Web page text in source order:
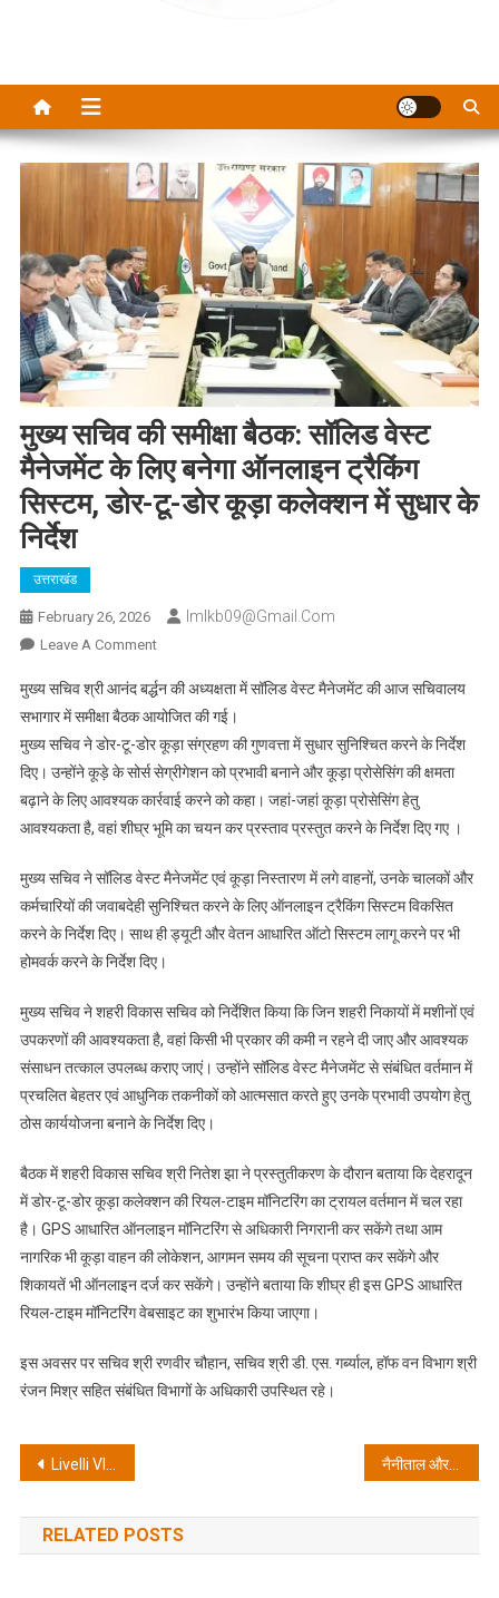
मुख्य सचिव की समीक्षा बैठक: सॉलिड वेस्ट
मैनेजमेंट के लिए बनेगा ऑनलाइन ट्रैकिंग
सिस्टम, डोर-टू-डोर कूड़ा कलेक्शन में सुधार के
निर्देश
उत्तराखंड
February 26, 2026 Imlkb09@gmail.com
Leave A CommentOn
सचिव
की
समीक्षा
बैठक:
सॉलिड
वेस्ट
के
लिए
बनेगा
सिस्टम,
डोर-
कूड़ा
कलेक्शन
सुधार
के
निर्देश
मुख्य सचिव श्री आनंद बर्द्धन की अध्यक्षता में सॉलिड वेस्ट मैनेजमेंट की आज सचिवालय
सभागार में समीक्षा बैठक आयोजित की गई।
मुख्य सचिव ने डोर-टू-डोर कूड़ा संग्रहण की गुणवत्ता में सुधार सुनिश्चित करने के निर्देश
दिए। उन्होंने कूड़े के सोर्स सेग्रीगेशन को प्रभावी बनाने और कूड़ा प्रोसेसिंग की क्षमता
बढ़ाने के लिए आवश्यक कार्रवाई करने को कहा। जहां-जहां कूड़ा प्रोसेसिंग हेतु
आवश्यकता है, वहां शीघ्र भूमि का चयन कर प्रस्ताव प्रस्तुत करने के निर्देश दिए गए ।
मुख्य सचिव ने सॉलिड वेस्ट मैनेजमेंट एवं कूड़ा निस्तारण में लगे वाहनों, उनके चालकों और
कर्मचारियों की जवाबदेही सुनिश्चित करने के लिए ऑनलाइन ट्रैकिंग सिस्टम विकसित
करने के निर्देश दिए। साथ ही ड्यूटी और वेतन आधारित ऑटो सिस्टम लागू करने पर भी
होमवर्क करने के निर्देश दिए।
मुख्य सचिव ने शहरी विकास सचिव को निर्देशित किया कि जिन शहरी निकायों में मशीनों एवं
उपकरणों की आवश्यकता है, वहां किसी भी प्रकार की कमी न रहने दी जाए और आवश्यक
संसाधन तत्काल उपलब्ध कराए जाएं। उन्होंने सॉलिड वेस्ट मैनेजमेंट से संबंधित वर्तमान में
प्रचलित बेहतर एवं आधुनिक तकनीकों को आत्मसात करते हुए उनके प्रभावी उपयोग हेतु
ठोस कार्ययोजना बनाने के निर्देश दिए।
बैठक में शहरी विकास सचिव श्री नितेश झा ने प्रस्तुतीकरण के दौरान बताया कि देहरादून
में डोर-टू-डोर कूड़ा कलेक्शन की रियल-टाइम मॉनिटरिंग का ट्रायल वर्तमान में चल रहा
है। GPS आधारित ऑनलाइन मॉनिटरिंग से अधिकारी निगरानी कर सकेंगे तथा आम
नागरिक भी कूड़ा वाहन की लोकेशन, आगमन समय की सूचना प्राप्त कर सकेंगे और
शिकायतें भी ऑनलाइन दर्ज कर सकेंगे। उन्होंने बताया कि शीघ्र ही इस GPS आधारित
रियल-टाइम मॉनिटरिंग वेबसाइट का शुभारंभ किया जाएगा।
इस अवसर पर सचिव श्री रणवीर चौहान, सचिव श्री डी. एस. गर्ब्याल, हॉफ वन विभाग श्री
रंजन मिश्र सहित संबंधित विभागों के अधिकारी उपस्थित रहे।
Post
navigation
Livelli VIP e prelievi istantanei: come i casinò online stanno trasformando la promessa di pagamenti “same‑day” in realtà नैनीताल और मसूरी की व्यवस्थाएं होंगी चाक-चौबंद: मुख्य सचिव आनंद बर्द्धन ने ट्रैफिक, सुरक्षा और सौंदर्यीकरण पर दिए सख्त निर्देश
RELATED POSTS